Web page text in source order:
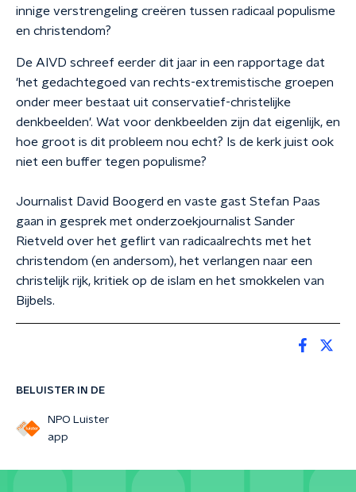
BELUISTER IN DE
NPO Luister
app
innige verstrengeling creëren tussen radicaal populisme
en christendom?
De AIVD schreef eerder dit jaar in een rapportage dat
'het gedachtegoed van rechts-extremistische groepen
onder meer bestaat uit conservatief-christelijke
denkbeelden'. Wat voor denkbeelden zijn dat eigenlijk, en
hoe groot is dit probleem nou echt? Is de kerk juist ook
niet een buffer tegen populisme?
Journalist David Boogerd en vaste gast Stefan Paas
gaan in gesprek met onderzoekjournalist Sander
Rietveld over het geflirt van radicaalrechts met het
christendom (en andersom), het verlangen naar een
christelijk rijk, kritiek op de islam en het smokkelen van
Bijbels.